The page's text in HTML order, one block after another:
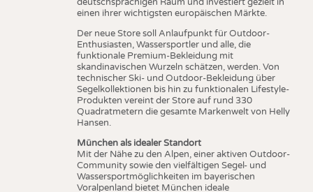
einen ihrer wichtigsten europäischen Märkte.
Der neue Store soll Anlaufpunkt für Outdoor-
Enthusiasten, Wassersportler und alle, die
funktionale Premium-Bekleidung mit
skandinavischen Wurzeln schätzen, werden. Von
technischer Ski- und Outdoor-Bekleidung über
Segelkollektionen bis hin zu funktionalen Lifestyle-
Produkten vereint der Store auf rund 330
Quadratmetern die gesamte Markenwelt von Helly
Hansen.
München als idealer Standort
Mit der Nähe zu den Alpen, einer aktiven Outdoor-
Community sowie den vielfältigen Segel- und
Wassersportmöglichkeiten im bayerischen
Voralpenland bietet München ideale